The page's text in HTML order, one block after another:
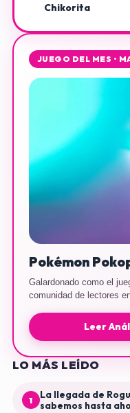
Chikorita
JUEGO DEL MES •
Pokémon
Galardonado como el
comunidad de lectores
Leer
LO MÁS LEÍDO
1
La llegada de
sabemos hasta